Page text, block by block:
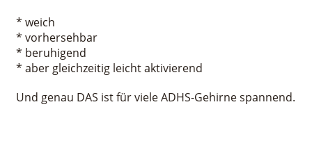
* weich
* vorhersehbar
* beruhigend
* aber gleichzeitig leicht aktivierend
Und genau DAS ist für viele ADHS-Gehirne spannend.